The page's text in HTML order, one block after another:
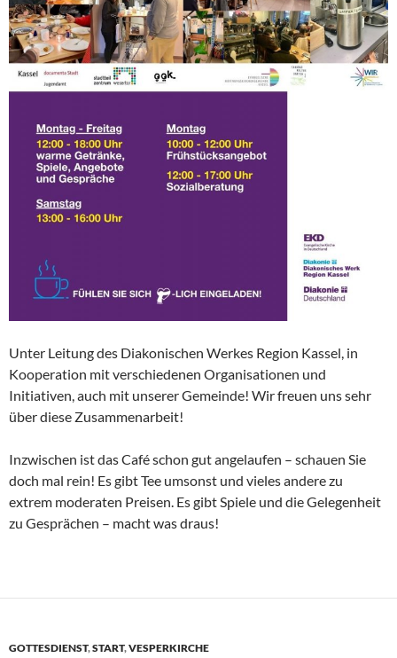
Unter Leitung des Diakonischen Werkes Region Kassel, in
Kooperation mit verschiedenen Organisationen und
Initiativen, auch mit unserer Gemeinde! Wir freuen uns sehr
über diese Zusammenarbeit!
Inzwischen ist das Café schon gut angelaufen – schauen Sie
doch mal rein! Es gibt Tee umsonst und vieles andere zu
extrem moderaten Preisen. Es gibt Spiele und die Gelegenheit
zu Gesprächen – macht was draus!
GOTTESDIENST,START,VESPERKIRCHE